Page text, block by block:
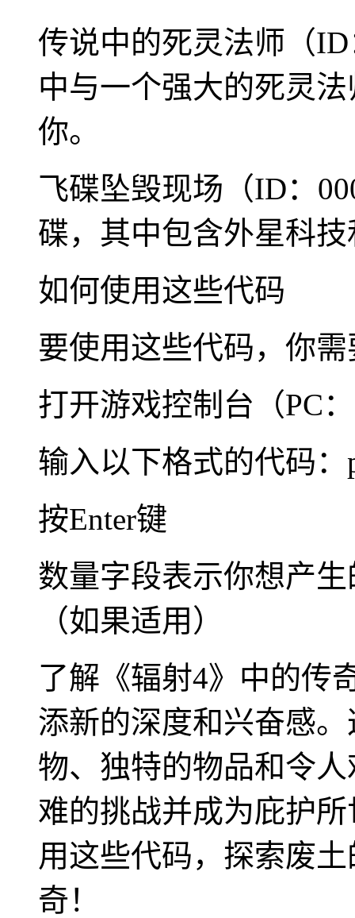
传说中的死灵法师（
中与一个强大的死灵
你。
飞碟坠毁现场（ID：
碟，其中包含外星科
如何使用这些代码
要使用这些代码，你需
打开游戏控制台（PC
输入以下格式的代码：
按Enter键
数量字段表示你想产
（如果适用）
了解《辐射4》中的传
添新的深度和兴奋感
物、独特的物品和令
难的挑战并成为庇护
用这些代码，探索废
奇！